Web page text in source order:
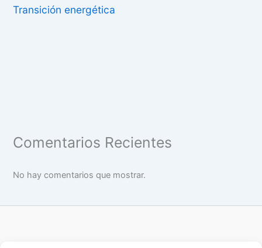
Transición energética
Comentarios Recientes
No hay comentarios que mostrar.